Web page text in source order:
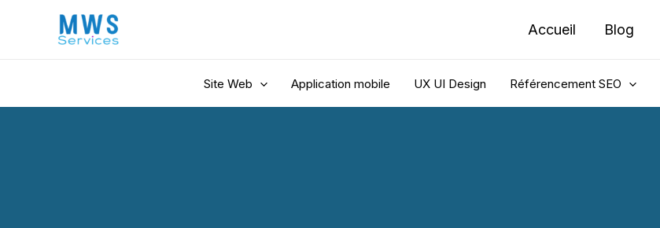
Accueil Blog
Site Web Application mobile UX UI Design Référencement SEO